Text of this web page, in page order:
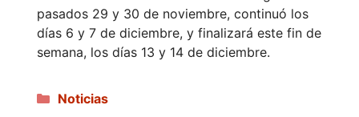
pasados 29 y 30 de noviembre, continuó los
días 6 y 7 de diciembre, y finalizará este fin de
semana, los días 13 y 14 de diciembre.
Categorías
Noticias